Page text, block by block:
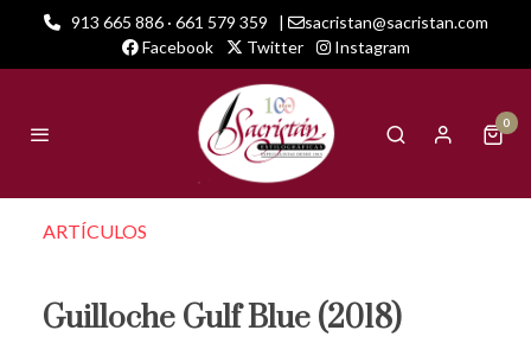
913 665 886 · 661 579 359 |
sacristan@sacristan.com
Facebook
Twitter Instagram
0
ARTÍCULOS
Guilloche Gulf Blue (2018)